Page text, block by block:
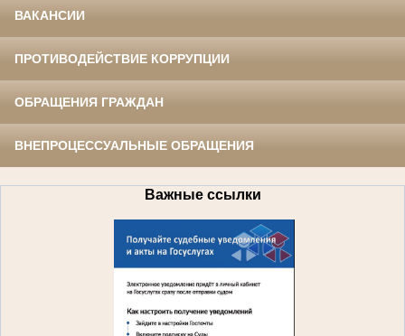
ВАКАНСИИ
ПРОТИВОДЕЙСТВИЕ КОРРУПЦИИ
ОБРАЩЕНИЯ ГРАЖДАН
ВНЕПРОЦЕССУАЛЬНЫЕ ОБРАЩЕНИЯ
Важные ссылки